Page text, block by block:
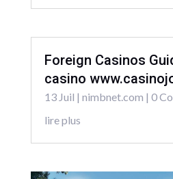
Foreign Casinos
casino
13 Juil | nimbnet.com | 0
lire plus